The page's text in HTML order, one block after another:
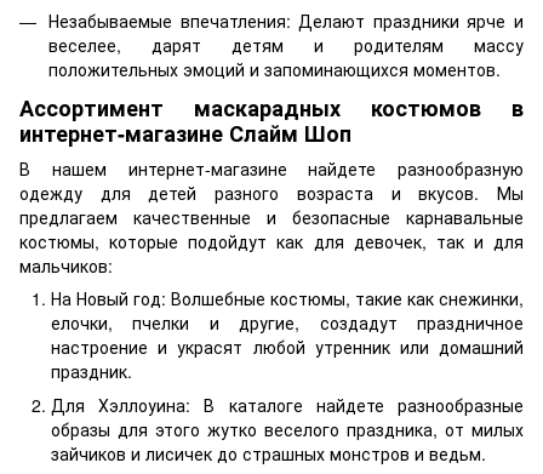
Незабываемые впечатления: Делают праздники ярче и
веселее, дарят детям и родителям массу
положительных эмоций и запоминающихся моментов.
Ассортимент маскарадных костюмов в
интернет-магазине Слайм Шоп
В нашем интернет-магазине найдете разнообразную
одежду для детей разного возраста и вкусов. Мы
предлагаем качественные и безопасные карнавальные
костюмы, которые подойдут как для девочек, так и для
мальчиков:
На Новый год: Волшебные костюмы, такие как снежинки,
елочки, пчелки и другие, создадут праздничное
настроение и украсят любой утренник или домашний
праздник.
Для Хэллоуина: В каталоге найдете разнообразные
образы для этого жутко веселого праздника, от милых
зайчиков и лисичек до страшных монстров и ведьм.